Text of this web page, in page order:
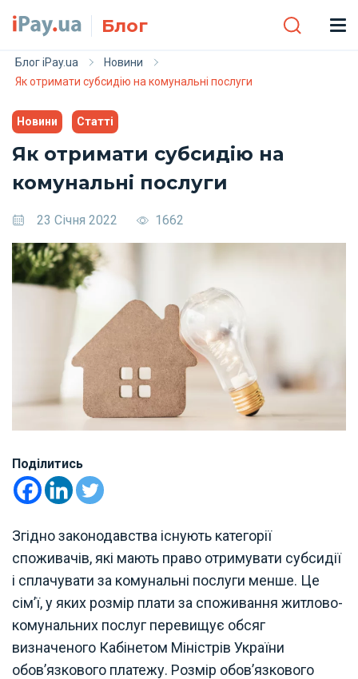
Блог
Блог iPay.ua
Новини
Як отримати субсидію на комунальні послуги
Новини Статті
Як отримати субсидію на
комунальні послуги
23 Січня 2022 1662
Поділитись
Згідно законодавства існують категорії
споживачів, які мають право отримувати субсидії
і сплачувати за комунальні послуги менше. Це
сім’ї, у яких розмір плати за споживання житлово-
комунальних послуг перевищує обсяг
визначеного Кабінетом Міністрів України
обов’язкового платежу. Розмір обов’язкового